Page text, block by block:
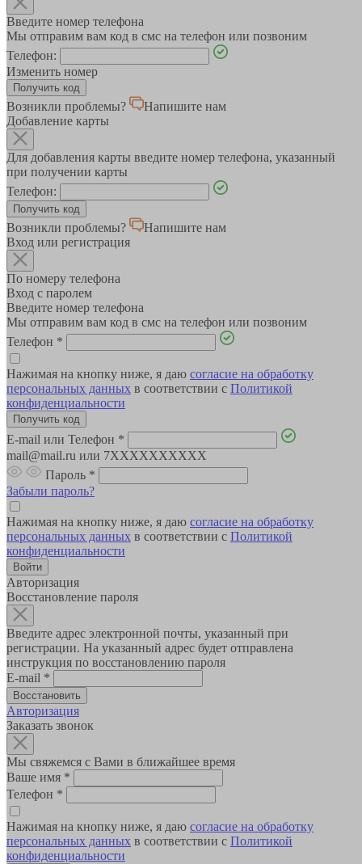
Введите номер телефона
Мы отправим вам код в смс на телефон или позвоним
Телефон:
Изменить номер
Возникли проблемы?
Напишите нам
Добавление карты
Для добавления карты введите номер телефона, указанный
при получении карты
Телефон:
Возникли проблемы?
Напишите нам
Вход или регистрация
По номеру телефона
Вход с паролем
Введите номер телефона
Мы отправим вам код в смс на телефон или позвоним
Телефон *
Нажимая на кнопку ниже, я даю согласие на обработку
персональных данных в соответствии с Политикой
конфиденциальности
E-mail или Телефон *
mail@mail.ru или 7XXXXXXXXXX
Пароль *
Забыли пароль?
Нажимая на кнопку ниже, я даю согласие на обработку
персональных данных в соответствии с Политикой
конфиденциальности
Авторизация
Восстановление пароля
Введите адрес электронной почты, указанный при
регистрации. На указанный адрес будет отправлена
инструкция по восстановлению пароля
E-mail *
Авторизация
Заказать звонок
Мы свяжемся с Вами в ближайшее время
Ваше имя *
Телефон *
Нажимая на кнопку ниже, я даю согласие на обработку
персональных данных в соответствии с Политикой
конфиденциальности